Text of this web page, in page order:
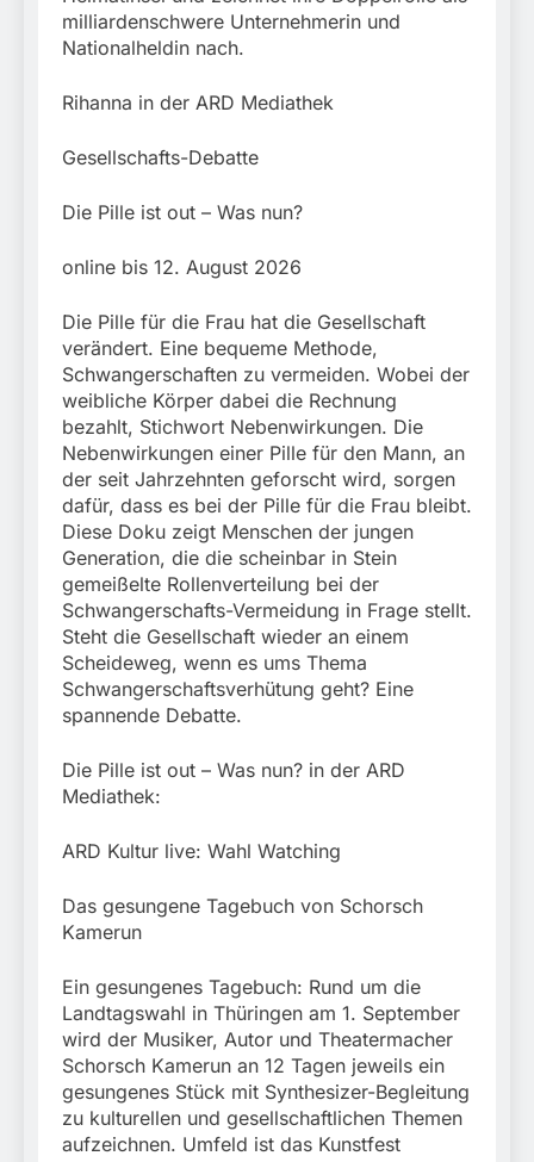
milliardenschwere Unternehmerin und
Nationalheldin nach.
Rihanna in der ARD Mediathek
Gesellschafts-Debatte
Die Pille ist out – Was nun?
online bis 12. August 2026
Die Pille für die Frau hat die Gesellschaft
verändert. Eine bequeme Methode,
Schwangerschaften zu vermeiden. Wobei der
weibliche Körper dabei die Rechnung
bezahlt, Stichwort Nebenwirkungen. Die
Nebenwirkungen einer Pille für den Mann, an
der seit Jahrzehnten geforscht wird, sorgen
dafür, dass es bei der Pille für die Frau bleibt.
Diese Doku zeigt Menschen der jungen
Generation, die die scheinbar in Stein
gemeißelte Rollenverteilung bei der
Schwangerschafts-Vermeidung in Frage stellt.
Steht die Gesellschaft wieder an einem
Scheideweg, wenn es ums Thema
Schwangerschaftsverhütung geht? Eine
spannende Debatte.
Die Pille ist out – Was nun? in der ARD
Mediathek:
ARD Kultur live: Wahl Watching
Das gesungene Tagebuch von Schorsch
Kamerun
Ein gesungenes Tagebuch: Rund um die
Landtagswahl in Thüringen am 1. September
wird der Musiker, Autor und Theatermacher
Schorsch Kamerun an 12 Tagen jeweils ein
gesungenes Stück mit Synthesizer-Begleitung
zu kulturellen und gesellschaftlichen Themen
aufzeichnen. Umfeld ist das Kunstfest